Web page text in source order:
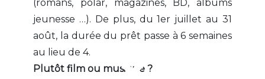
(romans, polar, magazines, BD, albums
jeunesse …). De plus, du 1er juillet au 31
août, la durée du prêt passe à 6 semaines
au lieu de 4.
Plutôt film ou musique ?